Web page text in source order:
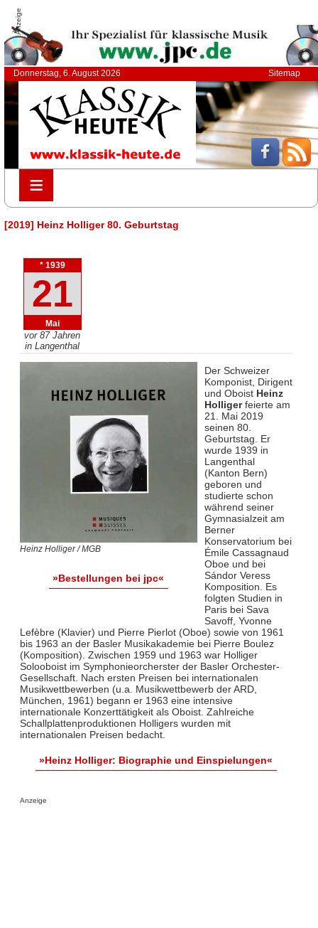
Anzeige
Donnerstag, 6. August 2026 Sitemap
≡
≡
[2019] Heinz Holliger 80. Geburtstag
* 1939
21
Mai
vor 87 Jahren
in Langenthal
Heinz Holliger / MGB
»Bestellungen bei jpc«
Der Schweizer
Komponist, Dirigent
und Oboist Heinz
Holligerfeierte am
21. Mai 2019
seinen 80.
Geburtstag. Er
wurde 1939 in
Langenthal
(Kanton Bern)
geboren und
studierte schon
während seiner
Gymnasialzeit am
Berner
Konservatorium bei
Émile Cassagnaud
Oboe und bei
Sándor Veress
Komposition. Es
folgten Studien in
Paris bei Sava
Savoff, Yvonne
Lefèbre (Klavier) und Pierre Pierlot (Oboe) sowie von 1961
bis 1963 an der Basler Musikakademie bei Pierre Boulez
(Komposition). Zwischen 1959 und 1963 war Holliger
Solooboist im Symphonieorcherster der Basler Orchester-
Gesellschaft. Nach ersten Preisen bei internationalen
Musikwettbewerben (u.a. Musikwettbewerb der ARD,
München, 1961) begann er 1963 eine intensive
internationale Konzerttätigkeit als Oboist. Zahlreiche
Schallplattenproduktionen Holligers wurden mit
internationalen Preisen bedacht.
»Heinz Holliger: Biographie und Einspielungen«
Anzeige